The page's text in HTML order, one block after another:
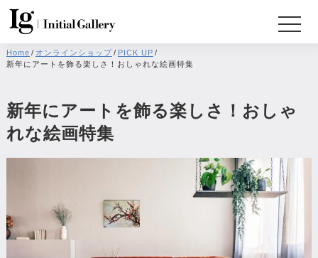
Home / オンラインショップ/ PICK UP /
新年にアートを飾る楽しさ！おしゃれな絵画特集
新年にアートを飾る楽しさ！おしゃ
れな絵画特集